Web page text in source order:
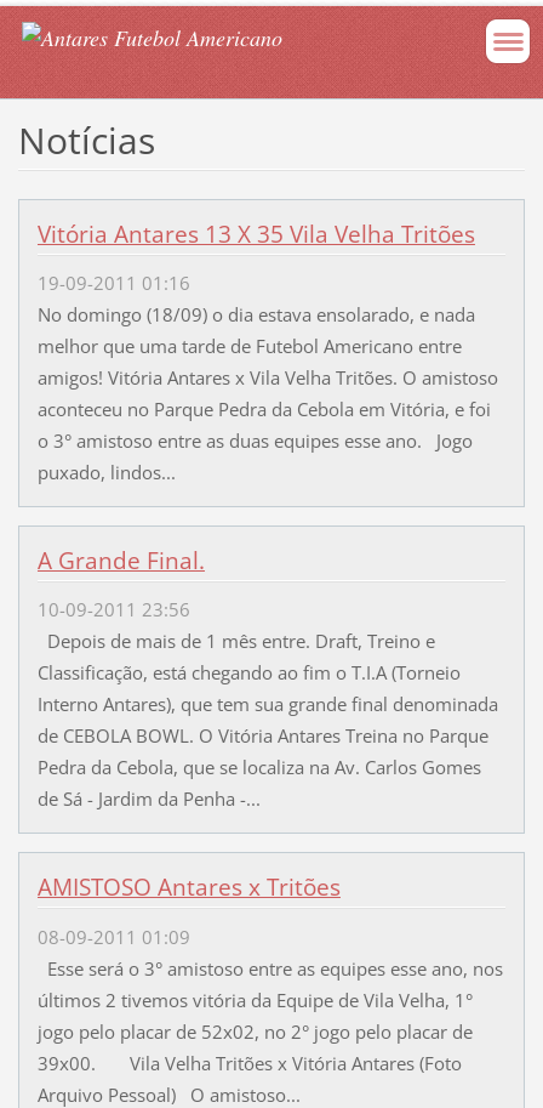
Notícias
Vitória Antares 13 X 35 Vila Velha Tritões
19-09-2011 01:16
No domingo (18/09) o dia estava ensolarado, e nada
melhor que uma tarde de Futebol Americano entre
amigos! Vitória Antares x Vila Velha Tritões. O amistoso
aconteceu no Parque Pedra da Cebola em Vitória, e foi
o 3° amistoso entre as duas equipes esse ano. Jogo
puxado, lindos...
A Grande Final.
10-09-2011 23:56
Depois de mais de 1 mês entre. Draft, Treino e
Classificação, está chegando ao fim o T.I.A (Torneio
Interno Antares), que tem sua grande final denominada
de CEBOLA BOWL. O Vitória Antares Treina no Parque
Pedra da Cebola, que se localiza na Av. Carlos Gomes
de Sá - Jardim da Penha -...
AMISTOSO Antares x Tritões
08-09-2011 01:09
Esse será o 3° amistoso entre as equipes esse ano, nos
últimos 2 tivemos vitória da Equipe de Vila Velha, 1°
jogo pelo placar de 52x02, no 2° jogo pelo placar de
39x00. Vila Velha Tritões x Vitória Antares (Foto
Arquivo Pessoal) O amistoso...